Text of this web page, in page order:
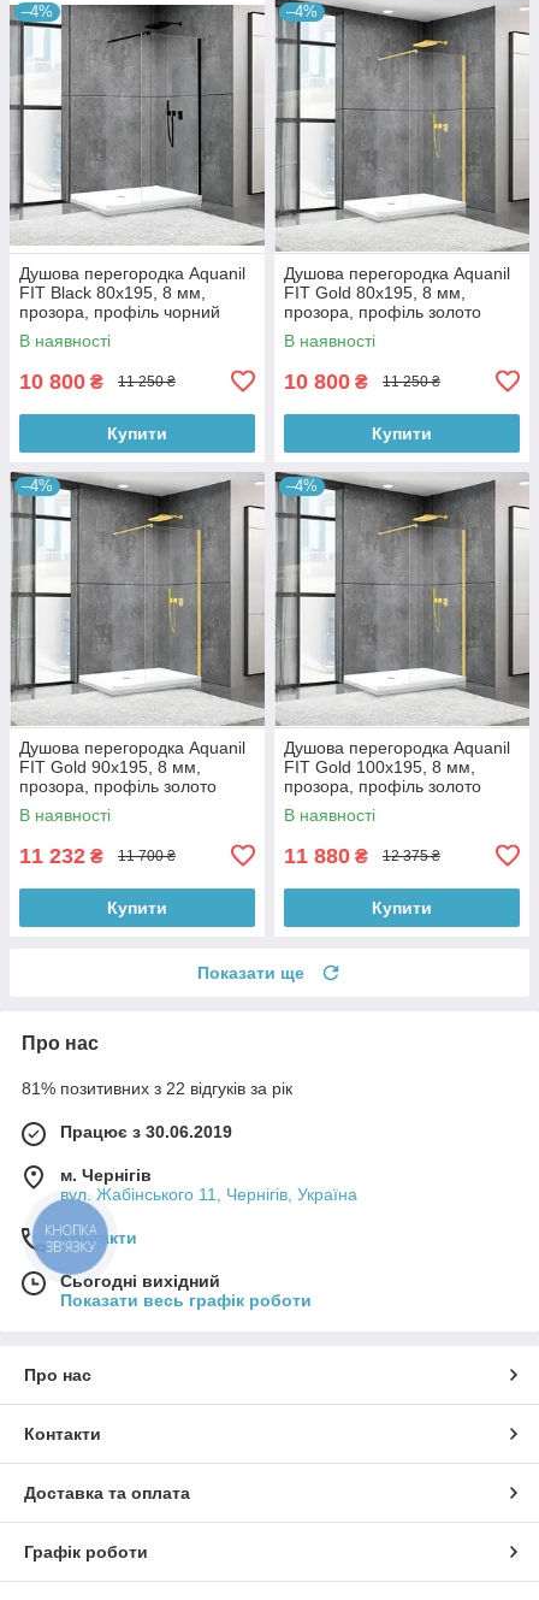
–4%
Душова перегородка Aquanil
FIT Black 80х195, 8 мм,
прозора, профіль чорний
В наявності
10 800 ₴ 11 250 ₴
Купити
–4%
Душова перегородка Aquanil
FIT Gold 80х195, 8 мм,
прозора, профіль золото
В наявності
10 800 ₴ 11 250 ₴
Купити
–4%
Душова перегородка Aquanil
FIT Gold 90х195, 8 мм,
прозора, профіль золото
В наявності
11 232 ₴ 11 700 ₴
Купити
–4%
Душова перегородка Aquanil
FIT Gold 100х195, 8 мм,
прозора, профіль золото
В наявності
11 880 ₴ 12 375 ₴
Купити
Показати ще
Про нас
81% позитивних з 22 відгуків за рік
Працює з 30.06.2019
м. Чернігів
вул. Жабінського 11, Чернігів, Україна
Контакти
Сьогодні вихідний
Показати весь графік роботи
Про нас
Контакти
Доставка та оплата
Графік роботи
КНОПКА
ЗВ'ЯЗКУ